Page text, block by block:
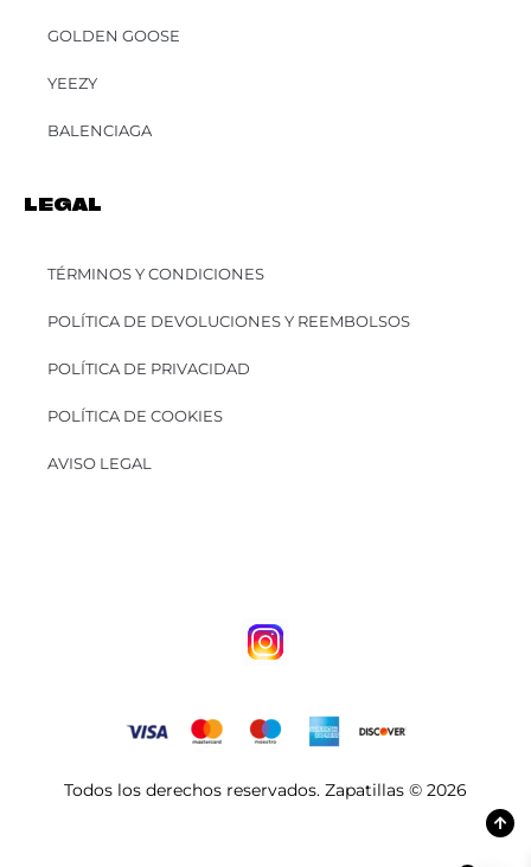
GOLDEN GOOSE
YEEZY
BALENCIAGA
LEGAL
TÉRMINOS Y CONDICIONES
POLÍTICA DE DEVOLUCIONES Y REEMBOLSOS
POLÍTICA DE PRIVACIDAD
POLÍTICA DE COOKIES
AVISO LEGAL
Todos los derechos reservados. Zapatillas © 2026